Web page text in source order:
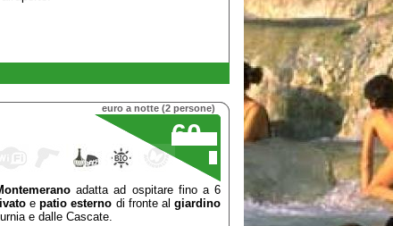
60
euro a notte (2 persone)
adatta ad ospitare fino a 6
epatio esterno di fronte algiardino
e dalle Cascate.